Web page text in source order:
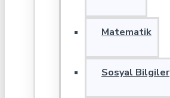
Matematik
Sosyal Bilgiler